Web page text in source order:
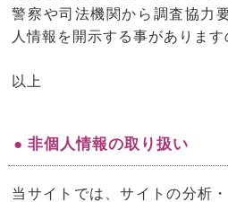
警察や司法機関から調査協力
人情報を開示する事があります
以上
● 非個人情報の取り扱い
当サイトでは、サイトの分析